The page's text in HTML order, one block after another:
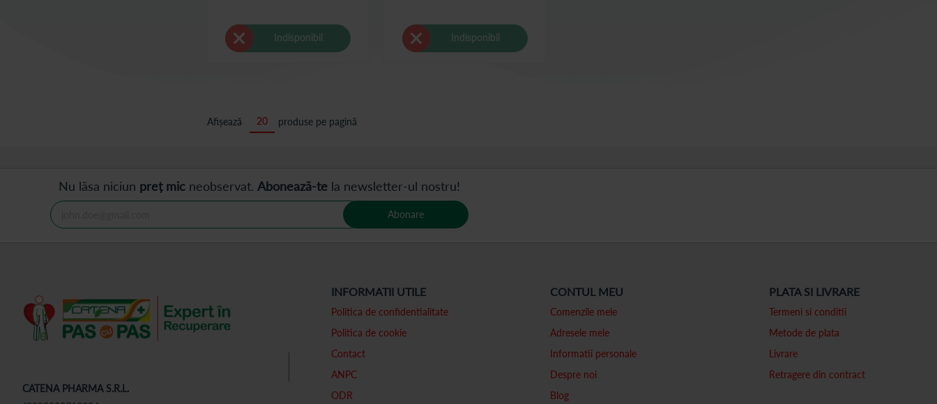
Indisponibil Indisponibil
Afișează produse pe pagină
Nu lăsa niciun preț mic neobservat. Abonează-te la newsletter-ul nostru!
Abonare
CATENA PHARMA S.R.L.
INFORMATII UTILE
Politica de confidentialitate
Politica de cookie
Contact
ANPC
ODR
CONTUL MEU
Comenzile mele
Adresele mele
Informatii personale
Despre noi
Blog
PLATA SI LIVRARE
Termeni si conditii
Metode de plata
Livrare
Retragere din contract